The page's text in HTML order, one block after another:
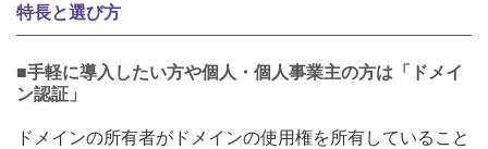
特長と選び方
■手軽に導入したい方や個人・個人事業主の方は「ドメイ
ン認証」
ドメインの所有者がドメインの使用権を所有していること